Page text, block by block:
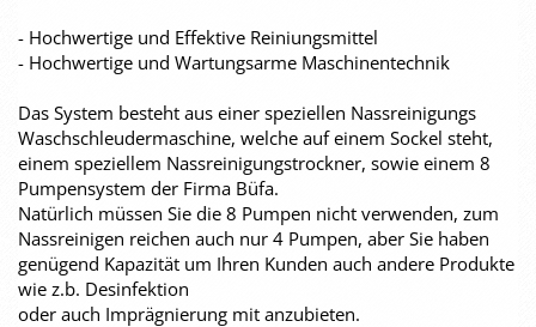
- Hochwertige und Effektive Reiniungsmittel
- Hochwertige und Wartungsarme Maschinentechnik
Das System besteht aus einer speziellen Nassreinigungs
Waschschleudermaschine, welche auf einem Sockel steht,
einem speziellem Nassreinigungstrockner, sowie einem 8
Pumpensystem der Firma Büfa.
Natürlich müssen Sie die 8 Pumpen nicht verwenden, zum
Nassreinigen reichen auch nur 4 Pumpen, aber Sie haben
genügend Kapazität um Ihren Kunden auch andere Produkte
wie z.b. Desinfektion
oder auch Imprägnierung mit anzubieten.